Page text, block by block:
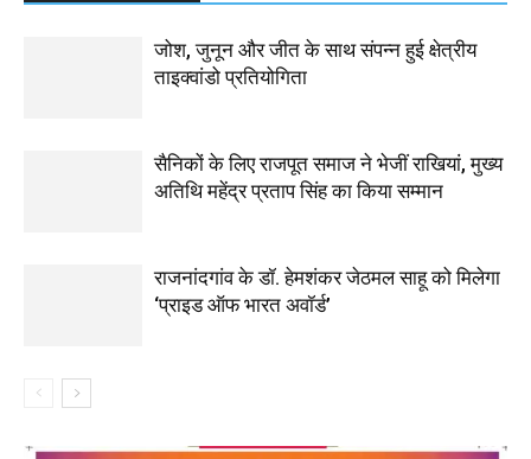
जोश, जुनून और जीत के साथ संपन्न हुई क्षेत्रीय
ताइक्वांडो प्रतियोगिता
सैनिकों के लिए राजपूत समाज ने भेजीं राखियां, मुख्य
अतिथि महेंद्र प्रताप सिंह का किया सम्मान
राजनांदगांव के डॉ. हेमशंकर जेठमल साहू को मिलेगा
‘प्राइड ऑफ भारत अवॉर्ड’